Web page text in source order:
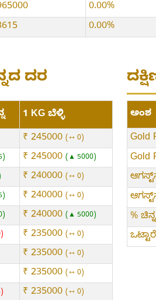
0.00%
0.00%
ದರ
1 KG ಬೆಳ್ಳಿ
₹ 245000 ⇿ 0
₹ 245000 ▲ 5000
₹ 240000 ⇿ 0
₹ 240000 ⇿ 0
₹ 240000 ▲ 5000
₹ 235000 ⇿ 0
₹ 235000 ⇿ 0
₹ 235000 ⇿ 0
₹ 235000 ⇿ 0
ಅಂಶ
Gold
Gold
%